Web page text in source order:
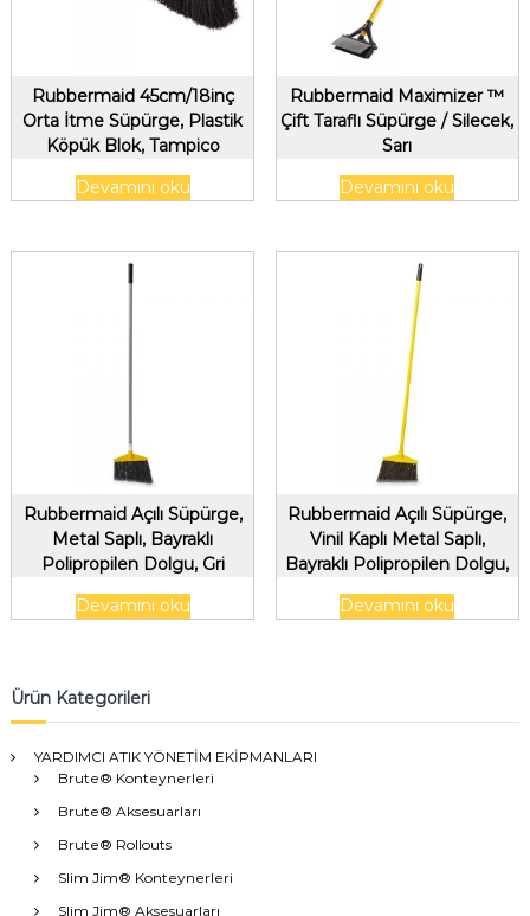
Rubbermaid 45cm/18inç
Orta İtme Süpürge, Plastik
Köpük Blok, Tampico
Dolgusu, Siyah
Devamını oku
Rubbermaid Maximizer ™
Çift Taraflı Süpürge / Silecek,
Sarı
Devamını oku
Rubbermaid Açılı Süpürge,
Metal Saplı, Bayraklı
Polipropilen Dolgu, Gri
Devamını oku
Rubbermaid Açılı Süpürge,
Vinil Kaplı Metal Saplı,
Bayraklı Polipropilen Dolgu,
Gri
Devamını oku
Ürün Kategorileri
YARDIMCI ATIK YÖNETİM EKİPMANLARI
Brute® Konteynerleri
Brute® Aksesuarları
Brute® Rollouts
Slim Jim® Konteynerleri
Slim Jim® Aksesuarları